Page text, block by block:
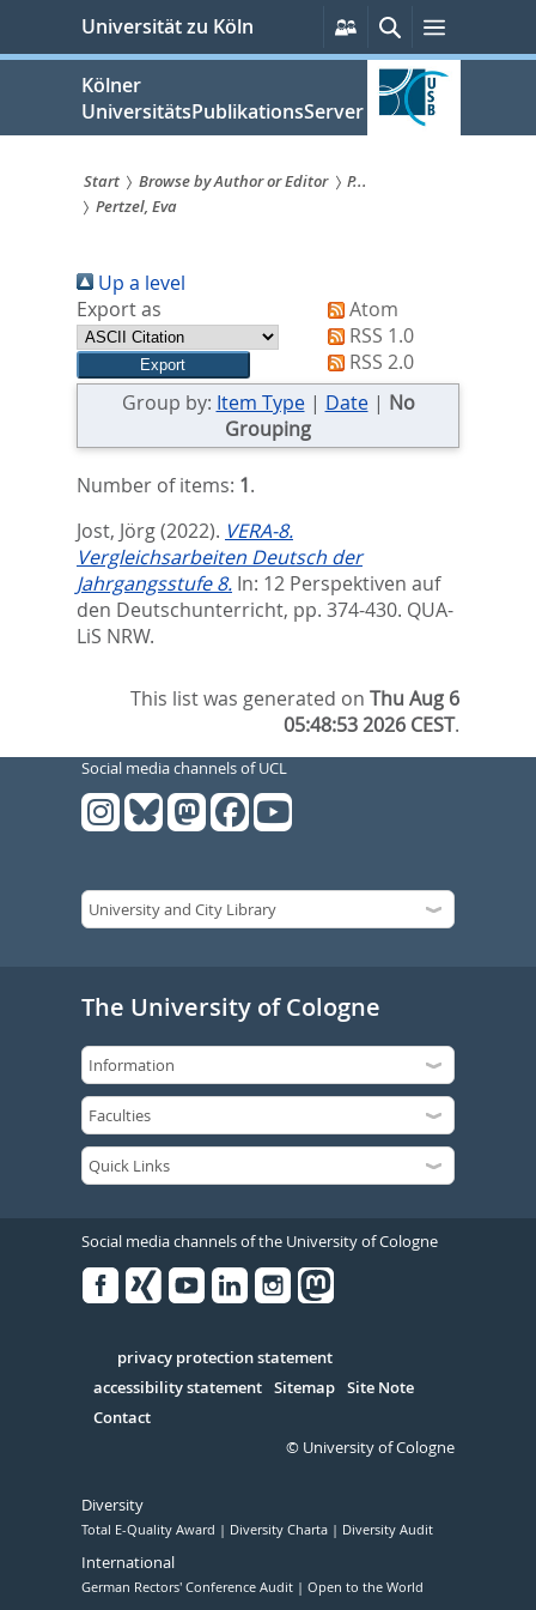
springen
Universität zu Köln
Persönliche
Services
SucheMenü
Kölner
UniversitätsPublikationsServer
Sie
sind
hier:
Start Browse by Author or Editor
P...
Pertzel, Eva
Up a level
Export as
Atom
RSS 1.0
RSS 2.0
Group by: Item Type| Date| No
Grouping
Number of items: 1.
Jost, Jörg(2022). VERA-8.
Vergleichsarbeiten Deutsch der
Jahrgangsstufe 8. In: 12 Perspektiven auf
den Deutschunterricht, pp. 374-430. QUA-
LiS NRW.
This list was generated onThu Aug 6
05:48:53 2026 CEST.
Social media channels of UCL
The University of Cologne
Social media channels of the University of Cologne
Serivce
privacy protection statement
accessibility statement Sitemap Site Note
Contact
© University of Cologne
Diversity
Total E-Quality Award Diversity Charta Diversity Audit
International
German Rectors' Conference Audit Open to the World